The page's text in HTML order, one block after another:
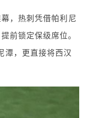
，热刺凭借帕利尼
前锁定保级席位。
潭，更直接将西汉